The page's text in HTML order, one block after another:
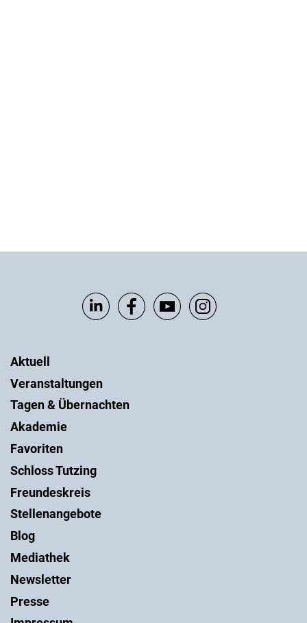
Aktuell
Veranstaltungen
Tagen & Übernachten
Akademie
Favoriten
Schloss Tutzing
Freundeskreis
Stellenangebote
Blog
Mediathek
Newsletter
Presse